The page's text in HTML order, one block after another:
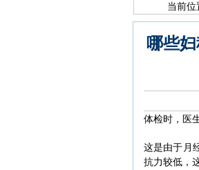
当前位
哪些
体检时，医
这是由于月
抗力较低，